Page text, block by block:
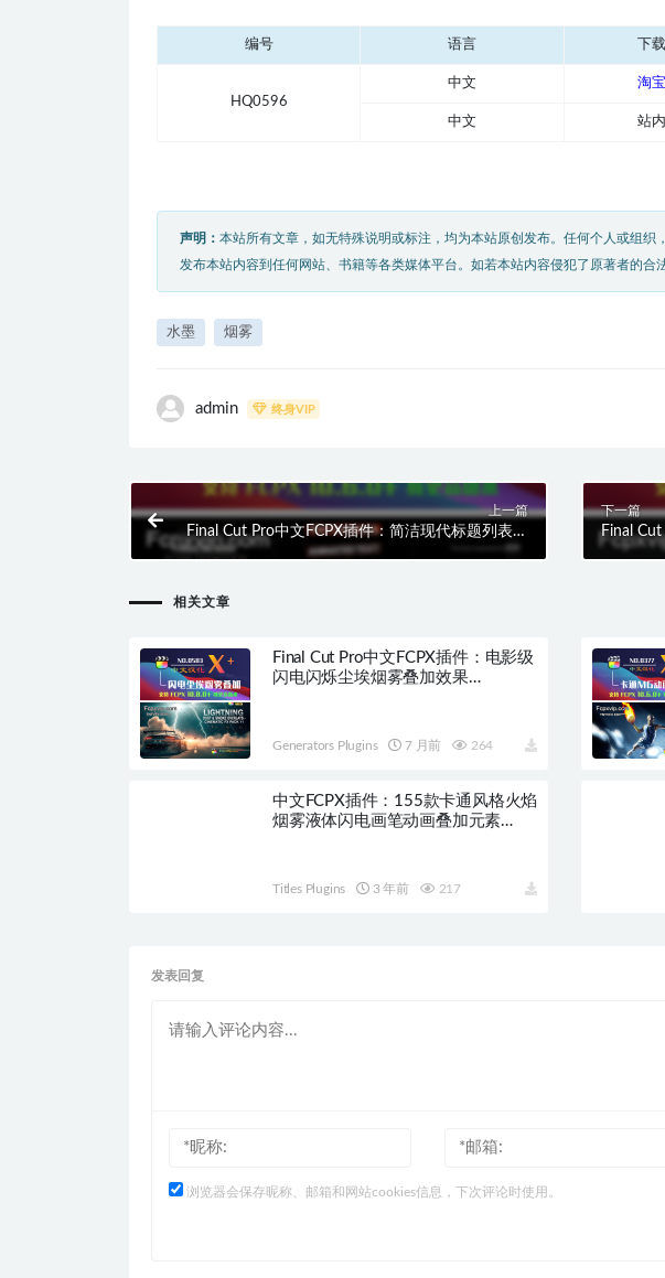
编号 语言 下
HQ0596
中文 淘
中文 站
声明： 本站所有文章，如无特殊说明或标注，均为本站原创发布。任何个人或组织
发布本站内容到任何网站、书籍等各类媒体平台。如若本站内容侵犯了原著者的合
水墨 烟雾
admin 终身VIP
上一篇
Final Cut Pro中文FCPX插件：简洁现代标题列表的
动态文本轮播动画 Text Carousel HQ0595
下一篇
Final Cut
画文字
相关文章
Final Cut Pro中文FCPX插件：电影级
闪电闪烁尘埃烟雾叠加效果
Generators Plugins 7 月前 264
中文FCPX插件：155款卡通风格火焰
烟雾液体闪电画笔动画叠加元素
Titles Plugins 3 年前 217
发表回复
浏览器会保存昵称、邮箱和网站cookies信息，下次评论时使用。